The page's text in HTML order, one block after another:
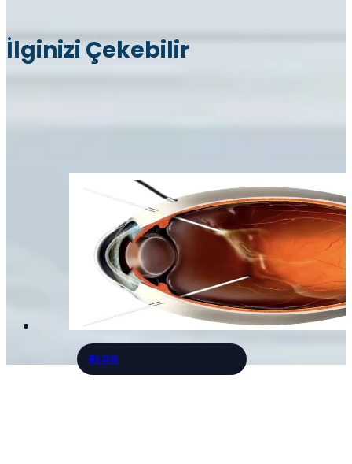
İlginizi Çekebilir
BLOG